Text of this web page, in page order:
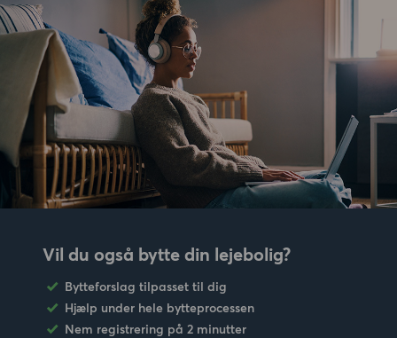
Vil du også bytte din lejebolig?
Bytteforslag tilpasset til dig
Hjælp under hele bytteprocessen
Nem registrering på 2 minutter